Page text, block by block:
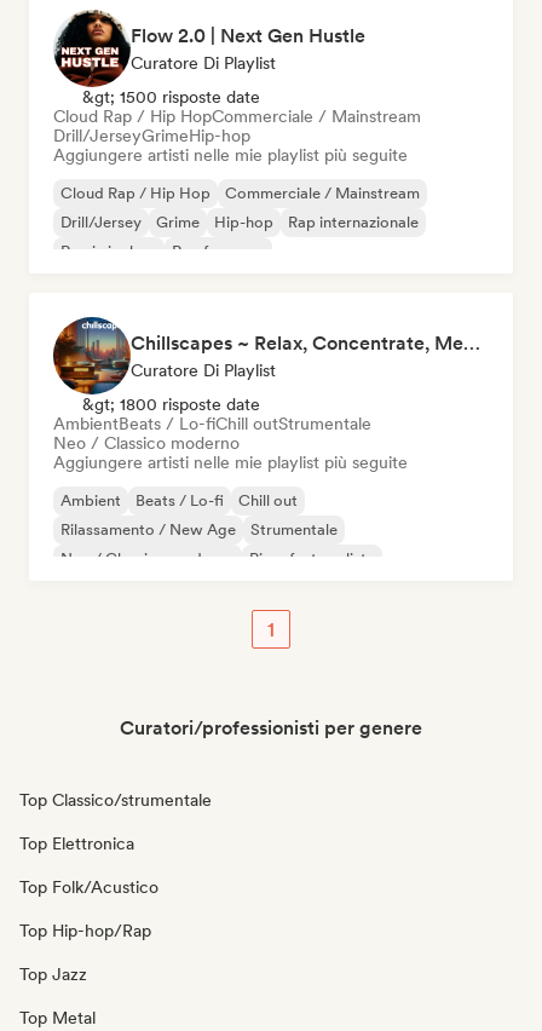
Flow 2.0 | Next Gen Hustle
Curatore Di Playlist
&gt; 1500 risposte date
Cloud Rap / Hip HopCommerciale / Mainstream
Drill/JerseyGrimeHip-hop
Aggiungere artisti nelle mie playlist più seguite
Cloud Rap / Hip Hop
Commerciale / Mainstream
Drill/Jersey
Grime Hip-hop
Rap internazionale
Rap in inglese
Rap francese
Chillscapes ~ Relax, Concentrate, Meditate, Sleep, Dream
Curatore Di Playlist
&gt; 1800 risposte date
AmbientBeats / Lo-fiChill outStrumentale
Neo / Classico moderno
Aggiungere artisti nelle mie playlist più seguite
Ambient Beats / Lo-fi
Chill out
Rilassamento / New Age
Strumentale
Neo / Classico moderno
Pianoforte solista
1
Curatori/professionisti per genere
Top Classico/strumentale
Top Elettronica
Top Folk/Acustico
Top Hip-hop/Rap
Top Jazz
Top Metal